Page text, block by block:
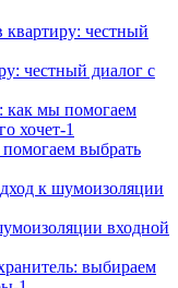
честный диалог с
выбрать
входной